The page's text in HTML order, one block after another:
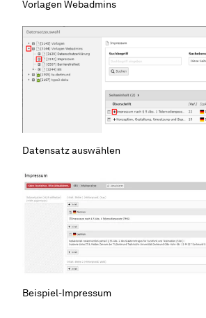
Vorlagen Webadmins
Datensatz auswählen
Beispiel-Impressum